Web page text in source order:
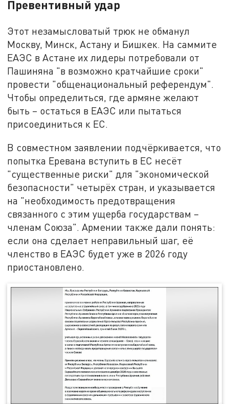
Превентивный удар
Этот незамысловатый трюк не обманул
Москву, Минск, Астану и Бишкек. На саммите
ЕАЭС в Астане их лидеры потребовали от
Пашиняна "в возможно кратчайшие сроки"
провести "общенациональный референдум".
Чтобы определиться, где армяне желают
быть – остаться в ЕАЭС или пытаться
присоединиться к ЕС.
В совместном заявлении подчёркивается, что
попытка Еревана вступить в ЕС несёт
"существенные риски" для "экономической
безопасности" четырёх стран, и указывается
на "необходимость предотвращения
связанного с этим ущерба государствам –
членам Союза". Армении также дали понять:
если она сделает неправильный шаг, её
членство в ЕАЭС будет уже в 2026 году
приостановлено.